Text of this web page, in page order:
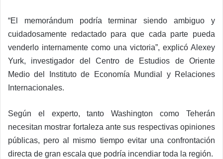
“El memorándum podría terminar siendo ambiguo y
cuidadosamente redactado para que cada parte pueda
venderlo internamente como una victoria”, explicó Alexey
Yurk, investigador del Centro de Estudios de Oriente
Medio del Instituto de Economía Mundial y Relaciones
Internacionales.
Según el experto, tanto Washington como Teherán
necesitan mostrar fortaleza ante sus respectivas opiniones
públicas, pero al mismo tiempo evitar una confrontación
directa de gran escala que podría incendiar toda la región.